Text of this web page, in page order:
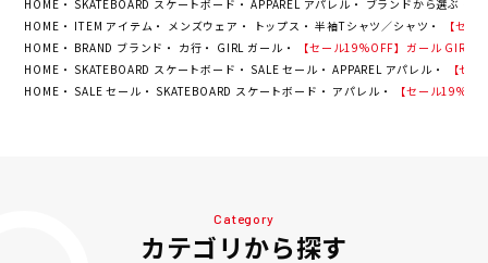
P
HOME SKATEBOARD スケートボード APPAREL アパレル ブランドから選ぶ
HOME
ITEM アイテム メンズウェア トップス 半袖Tシャツ／シャツ
【セー
HOME
BRAND ブランド カ行 GIRL ガール
【セール19%OFF】ガール GIRL
HOME
SKATEBOARD スケートボード SALE セール APPAREL アパレル
【セ
HOME
SALE セール SKATEBOARD スケートボード アパレル 【セール
Category
カテゴリから探す